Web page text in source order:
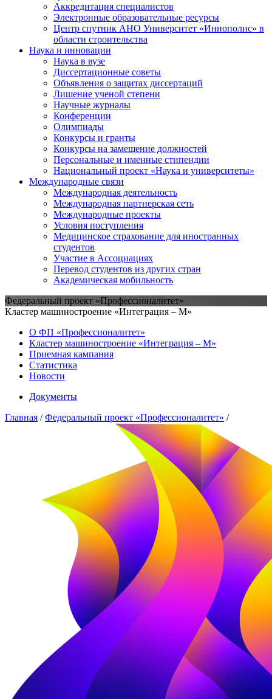
Аккредитация специалистов
Электронные образовательные ресурсы
Центр спутник АНО Университет «Иннополис» в
области строительства
Наука и инновации
Наука в вузе
Диссертационные советы
Объявления о защитах диссертаций
Лишение ученой степени
Научные журналы
Конференции
Олимпиады
Конкурсы и гранты
Конкурсы на замещение должностей
Персональные и именные стипендии
Национальный проект «Наука и университеты»
Международные связи
Международная деятельность
Международная партнерская сеть
Международные проекты
Условия поступления
Медицинское страхование для иностранных
студентов
Участие в Ассоциациях
Перевод студентов из других стран
Академическая мобильность
Федеральный проект «Профессионалитет»
Кластер машиностроение «Интеграция – М»
О ФП «Профессионалитет»
Кластер машиностроение «Интеграция – М»
Приемная кампания
Статистика
Новости
Документы
Главная /Федеральный проект «Профессионалитет» /